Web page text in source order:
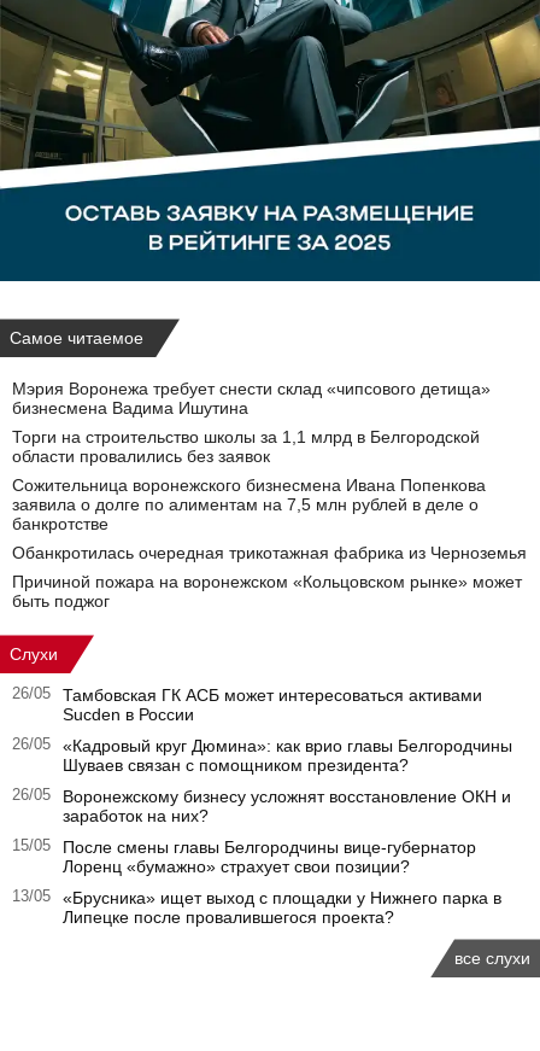
Самое читаемое
Мэрия Воронежа требует снести склад «чипсового детища»
бизнесмена Вадима Ишутина
Торги на строительство школы за 1,1 млрд в Белгородской
области провалились без заявок
Сожительница воронежского бизнесмена Ивана Попенкова
заявила о долге по алиментам на 7,5 млн рублей в деле о
банкротстве
Обанкротилась очередная трикотажная фабрика из Черноземья
Причиной пожара на воронежском «Кольцовском рынке» может
быть поджог
Слухи
26/05
Тамбовская ГК АСБ может интересоваться активами
Sucden в России
26/05
«Кадровый круг Дюмина»: как врио главы Белгородчины
Шуваев связан с помощником президента?
26/05
Воронежскому бизнесу усложнят восстановление ОКН и
заработок на них?
15/05
После смены главы Белгородчины вице-губернатор
Лоренц «бумажно» страхует свои позиции?
13/05
«Брусника» ищет выход с площадки у Нижнего парка в
Липецке после провалившегося проекта?
все слухи